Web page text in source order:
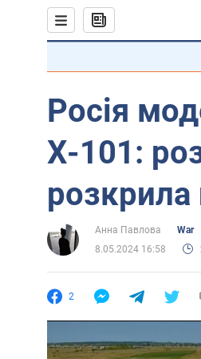
Росія
Х-101:
розкрила
Анна Павлова
War
8.05.2024 16:58
2